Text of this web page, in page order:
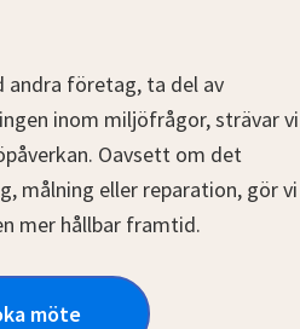
andra företag, ta del av
inom miljöfrågor, strävar vi
Oavsett om det
målning eller reparation, gör vi
mer hållbar framtid.
möte